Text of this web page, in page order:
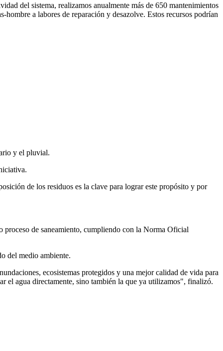
del sistema, realizamos anualmente más de 650 mantenimientos
a labores de reparación y desazolve. Estos recursos podrían
y el pluvial.
de los residuos es la clave para lograr este propósito y por
proceso de saneamiento, cumpliendo con la Norma Oficial
del medio ambiente.
ecosistemas protegidos y una mejor calidad de vida para
el agua directamente, sino también la que ya utilizamos", finalizó.